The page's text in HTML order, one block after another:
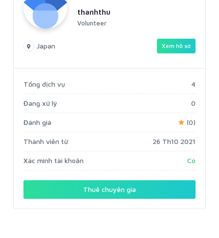
thanhthu
Volunteer
Japan Xem hồ sơ
Tổng dịch vụ 4
Đang xử lý 0
Đánh giá (0)
Thành viên từ 26 Th10 2021
Xác minh tài khoản Có
Thuê chuyên gia